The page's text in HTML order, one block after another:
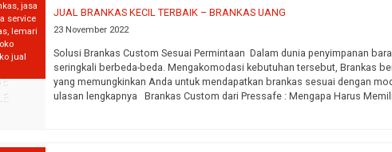
,jasa
service
, lemari
jual
JUAL BRANKAS KECIL TERBAIK – BRANKAS UANG
23 November 2022
Solusi Brankas Custom Sesuai Permintaan Dalam dunia penyimpanan
seringkali berbeda-beda. Mengakomodasi kebutuhan tersebut, Brankas
yang memungkinkan Anda untuk mendapatkan brankas sesuai dengan
ulasan lengkapnya Brankas Custom dari Pressafe : Mengapa Harus